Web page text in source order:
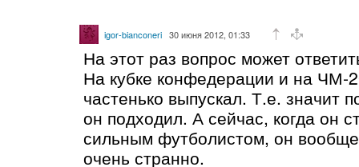
igor-bianconeri 30 июня 2012, 01:33
На этот раз вопрос может
На кубке конфедерации и на ЧМ-
частенько выпускал. Т.е. значит
он подходил. А сейчас, когда он
сильным футболистом, он
очень странно.